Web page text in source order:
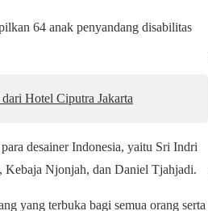
64 anak penyandang disabilitas
Hotel Ciputra Jakarta
desainer Indonesia, yaitu Sri Indri
Kebaja Njonjah, dan Daniel Tjahjadi.
yang terbuka bagi semua orang serta